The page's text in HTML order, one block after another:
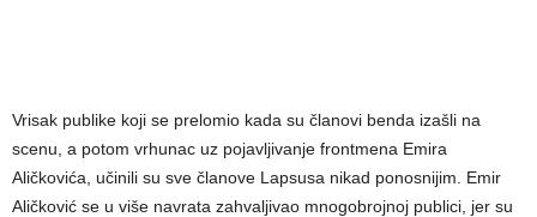
Vrisak publike koji se prelomio kada su članovi benda izašli na
scenu, a potom vrhunac uz pojavljivanje frontmena Emira
Aličkovića, učinili su sve članove Lapsusa nikad ponosnijim. Emir
Aličković se u više navrata zahvaljivao mnogobrojnoj publici, jer su